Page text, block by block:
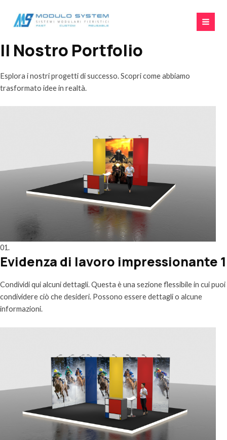
contenuto
Il Nostro Portfolio
Esplora i nostri progetti di successo. Scopri come abbiamo
trasformato idee in realtà.
01.
Evidenza di lavoro impressionante 1
Condividi qui alcuni dettagli. Questa è una sezione flessibile in cui puoi
condividere ciò che desideri. Possono essere dettagli o alcune
informazioni.